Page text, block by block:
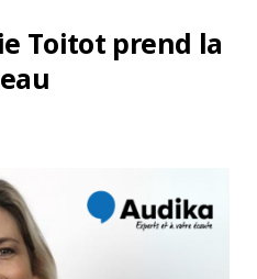
Toitot prend la